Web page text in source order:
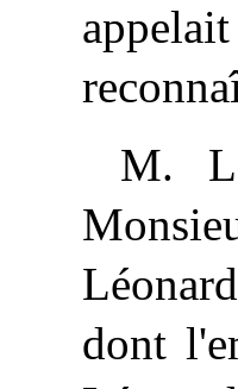
appelait
M.
Léonard
dont